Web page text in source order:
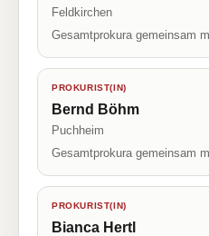
Feldkirchen
Gesamtprokura gemeinsam
PROKURIST(IN)
Bernd Böhm
Puchheim
Gesamtprokura gemeinsam
PROKURIST(IN)
Bianca Hertl